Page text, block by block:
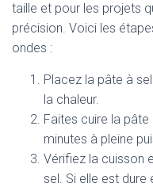
taille et pour les projets
précision. Voici les
ondes :
Placez la pâte à
la chaleur.
Faites cuire la
minutes à pleine
Vérifiez la cuisson
sel. Si elle est dure